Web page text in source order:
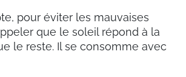
pour éviter les mauvaises
que le soleil répond à la
le reste. Il se consomme avec